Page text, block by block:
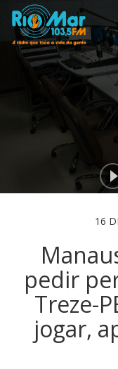
16
pedir
Treze-
jogar,